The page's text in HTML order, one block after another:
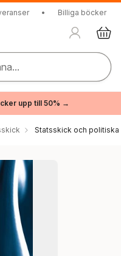
• Billiga böcker
upp till 50% →
Statsskick och